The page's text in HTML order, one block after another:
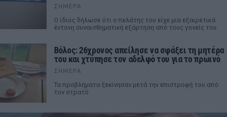
ΣΉΜΕΡΑ
Ο ίδιος δήλωσε ότι ο πελάτης του είχε μια εξαιρετικά
έντονη συναισθηματική εξάρτηση από τους γονείς του
Βόλος: 26χρονος απείλησε να σφάξει τη μητέρα
του και χτύπησε τον αδελφό του για το πρωινό
ΣΉΜΕΡΑ
Τα προβλήματα ξεκίνησαν μετά την επιστροφή του από
τον στρατό